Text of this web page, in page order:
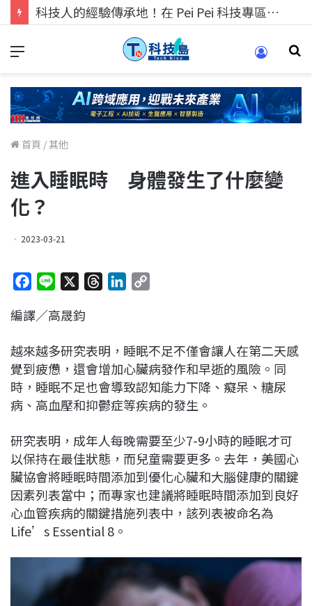
科技人找工作，就到TECH+ 科技專區!
首頁 /其他
進入睡眠時 身體發生了什麼變
化？
2023-03-21
c
b
o
o
k
n
a
d
s
e
d
I
n
L
i
n
k
編譯／高晟鈞
越來越多研究表明，睡眠不足不僅會讓人在第二天感
覺到疲憊，還會增加心臟病發作和早逝的風險。同
時，睡眠不足也會導致認知能力下降、癡呆、糖尿
病、高血壓和抑鬱症等疾病的發生。
研究表明，成年人每晚需要至少7-9小時的睡眠才可
以保持在最佳狀態，而兒童需要更多。去年，美國心
臟協會將睡眠時間添加到優化心臟和大腦健康的關鍵
因素列表當中；而專家也建議將睡眠時間添加到良好
心血管疾病的關鍵措施列表中，該列表被命名為
Life’s Essential 8。